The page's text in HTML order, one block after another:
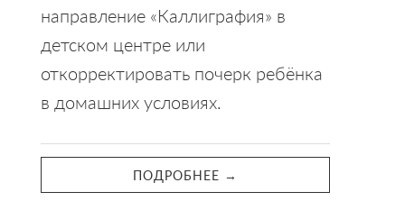
направление «Каллиграфия» в
детском центре или
откорректировать почерк ребёнка
в домашних условиях.
ПОДРОБНЕЕ →